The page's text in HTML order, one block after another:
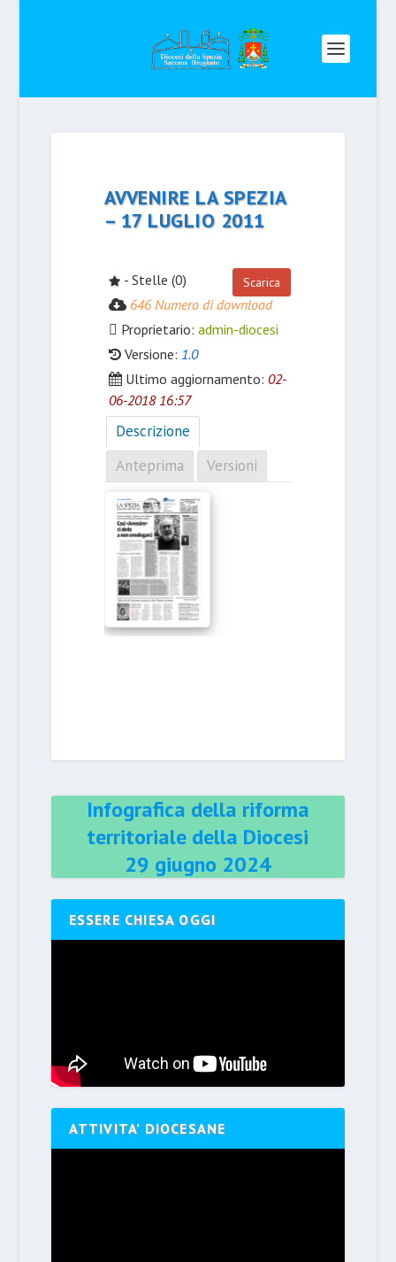
AVVENIRE LA SPEZIA
– 17 LUGLIO 2011
Scarica
- Stelle (0)
646 Numero di download
Proprietario: admin-diocesi
Versione: 1.0
Ultimo aggiornamento: 02-
06-2018 16:57
Descrizione
Anteprima
Versioni
Infografica della riforma
territoriale della Diocesi
29 giugno 2024
ESSERE CHIESA OGGI
ATTIVITA’ DIOCESANE